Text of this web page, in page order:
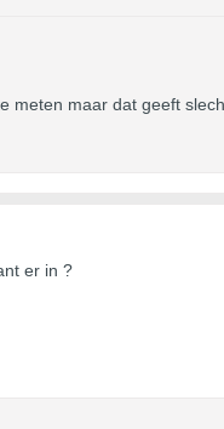
maar dat geeft
er in ?